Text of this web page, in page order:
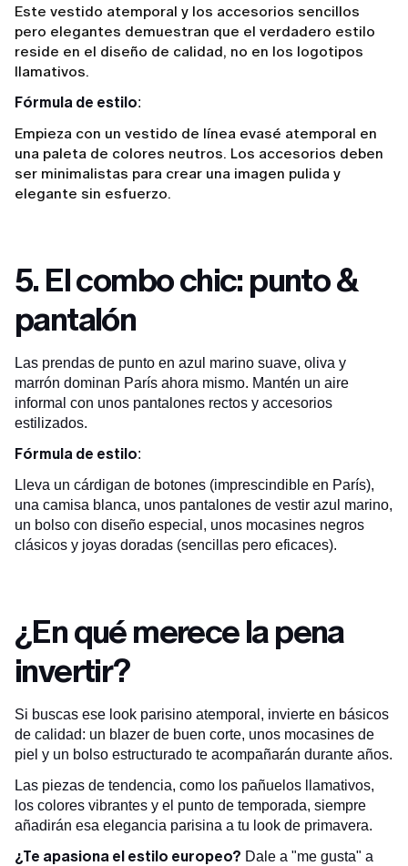
Este vestido atemporal y los accesorios sencillos
pero elegantes demuestran que el verdadero estilo
reside en el diseño de calidad, no en los logotipos
llamativos.
Fórmula de estilo:
Empieza con un vestido de línea evasé atemporal en
una paleta de colores neutros. Los accesorios deben
ser minimalistas para crear una imagen pulida y
elegante sin esfuerzo.
5. El combo chic: punto &
pantalón
Las prendas de punto en azul marino suave, oliva y
marrón dominan París ahora mismo. Mantén un aire
informal con unos pantalones rectos y accesorios
estilizados.
Fórmula de estilo:
Lleva un cárdigan de botones (imprescindible en París),
una camisa blanca, unos pantalones de vestir azul marino,
un bolso con diseño especial, unos mocasines negros
clásicos y joyas doradas (sencillas pero eficaces).
¿En qué merece la pena
invertir?
Si buscas ese look parisino atemporal, invierte en básicos
de calidad: un blazer de buen corte, unos mocasines de
piel y un bolso estructurado te acompañarán durante años.
Las piezas de tendencia, como los pañuelos llamativos,
los colores vibrantes y el punto de temporada, siempre
añadirán esa elegancia parisina a tu look de primavera.
¿Te apasiona el estilo europeo? Dale a "me gusta" a